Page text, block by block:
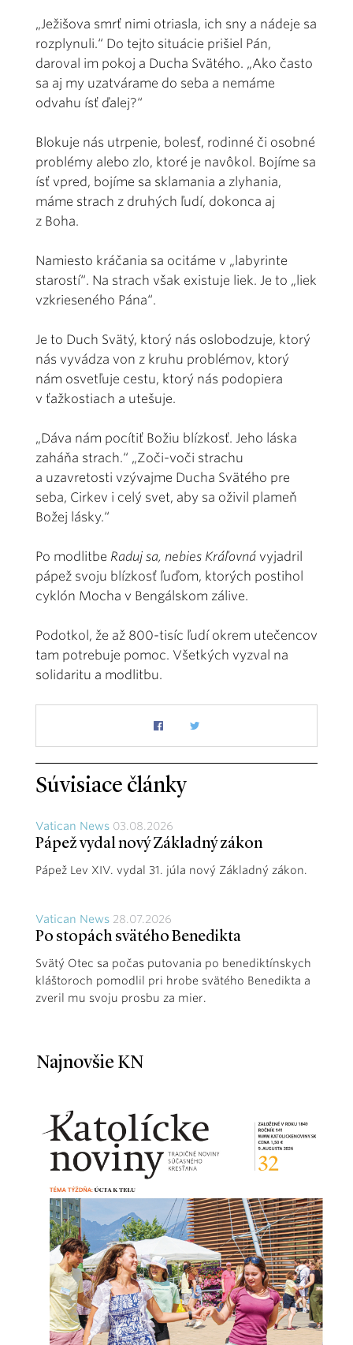
„Ježišova smrť nimi otriasla, ich sny a nádeje sa
rozplynuli.“ Do tejto situácie prišiel Pán,
daroval im pokoj a Ducha Svätého. „Ako často
sa aj my uzatvárame do seba a nemáme
odvahu ísť ďalej?“
Blokuje nás utrpenie, bolesť, rodinné či osobné
problémy alebo zlo, ktoré je navôkol. Bojíme sa
ísť vpred, bojíme sa sklamania a zlyhania,
máme strach z druhých ľudí, dokonca aj
z Boha.
Namiesto kráčania sa ocitáme v „labyrinte
starostí“. Na strach však existuje liek. Je to „liek
vzkrieseného Pána“.
Je to Duch Svätý, ktorý nás oslobodzuje, ktorý
nás vyvádza von z kruhu problémov, ktorý
nám osvetľuje cestu, ktorý nás podopiera
v ťažkostiach a utešuje.
„Dáva nám pocítiť Božiu blízkosť. Jeho láska
zaháňa strach.“ „Zoči-voči strachu
a uzavretosti vzývajme Ducha Svätého pre
seba, Cirkev i celý svet, aby sa oživil plameň
Božej lásky.“
Po modlitbe Raduj sa, nebies Kráľovná vyjadril
pápež svoju blízkosť ľuďom, ktorých postihol
cyklón Mocha v Bengálskom zálive.
Podotkol, že až 800-tisíc ľudí okrem utečencov
tam potrebuje pomoc. Všetkých vyzval na
solidaritu a modlitbu.
Súvisiace články
Vatican News 03.08.2026
Pápež vydal nový Základný zákon
Pápež Lev XIV. vydal 31. júla nový Základný zákon.
Vatican News 28.07.2026
Po stopách svätého Benedikta
Svätý Otec sa počas putovania po benediktínskych
kláštoroch pomodlil pri hrobe svätého Benedikta a
zveril mu svoju prosbu za mier.
Najnovšie KN